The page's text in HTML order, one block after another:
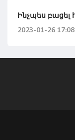
Ինչպես բացել
2023-01-26